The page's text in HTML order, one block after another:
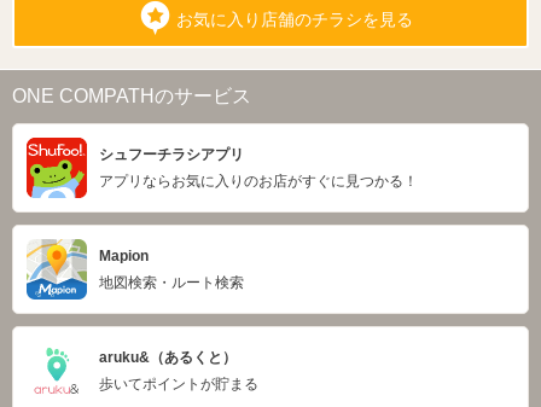
お気に入り店舗のチラシを見る
ONE COMPATHのサービス
シュフーチラシアプリ
アプリならお気に入りのお店がすぐに見つかる！
Mapion
地図検索・ルート検索
aruku&（あるくと）
歩いてポイントが貯まる